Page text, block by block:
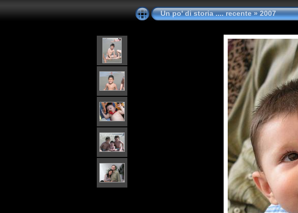
Un po' di storia .... recente»2007